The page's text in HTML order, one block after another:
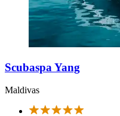
Scubaspa Yang
Maldivas